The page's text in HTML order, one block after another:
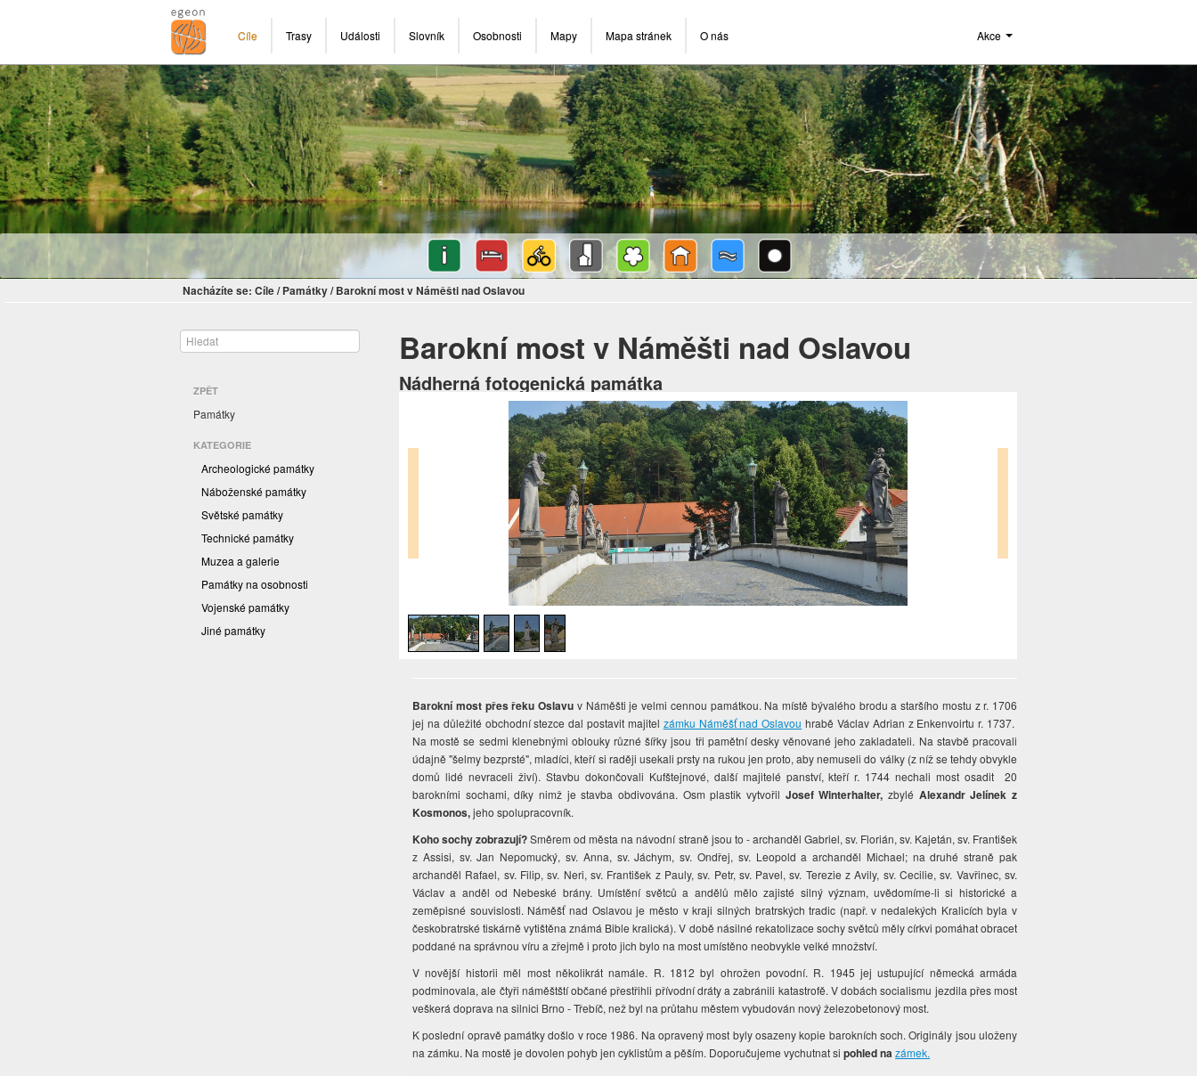
Cíle Trasy Události Slovník Osobnosti Mapy Mapa stránek O nás Akce
Nacházíte se: Cíle/ Památky/ Barokní most v Náměšti nad Oslavou
ZPĚT
Památky
KATEGORIE
Archeologické památky
Náboženské památky
Světské památky
Technické památky
Muzea a galerie
Památky na osobnosti
Vojenské památky
Jiné památky
Barokní most v Náměšti nad Oslavou
Nádherná fotogenická památka
Barokní most přes řeku Oslavu v Náměšti je velmi cennou památkou. Na místě bývalého brodu a staršího mostu z r. 1706
jej na důležité obchodní stezce dal postavit majitel zámku Náměšť nad Oslavou hrabě Václav Adrian z Enkenvoirtu r. 1737.
Na mostě se sedmi klenebnými oblouky různé šířky jsou tři pamětní desky věnované jeho zakladateli. Na stavbě pracovali
údajně "šelmy bezprsté", mladíci, kteří si raději usekali prsty na rukou jen proto, aby nemuseli do války (z níž se tehdy obvykle
domů lidé nevraceli živí). Stavbu dokončovali Kufštejnové, další majitelé panství, kteří r. 1744 nechali most osadit 20
barokními sochami, díky nimž je stavba obdivována. Osm plastik vytvořil Josef Winterhalter,zbylé Alexandr Jelínek z
Kosmonos,jeho spolupracovník.
Koho sochy zobrazují?Směrem od města na návodní straně jsou to - archanděl Gabriel, sv. Florián, sv. Kajetán, sv. František
z Assisi, sv. Jan Nepomucký, sv. Anna, sv. Jáchym, sv. Ondřej, sv. Leopold a archanděl Michael; na druhé straně pak
archanděl Rafael, sv. Filip, sv. Neri, sv. František z Pauly, sv. Petr, sv. Pavel, sv. Terezie z Avily, sv. Cecilie, sv. Vavřinec, sv.
Václav a anděl od Nebeské brány. Umístění světců a andělů mělo zajisté silný význam, uvědomíme-li si historické a
zeměpisné souvislosti. Náměšť nad Oslavou je město v kraji silných bratrských tradic (např. v nedalekých Kralicích byla v
českobratrské tiskárně vytištěna známá Bible kralická). V době násilné rekatolizace sochy světců měly církvi pomáhat obracet
poddané na správnou víru a zřejmě i proto jich bylo na most umístěno neobvykle velké množství.
V novější historii měl most několikrát namále. R. 1812 byl ohrožen povodní. R. 1945 jej ustupující německá armáda
podminovala, ale čtyři náměštští občané přestřihli přívodní dráty a zabránili katastrofě. V dobách socialismu jezdila přes most
veškerá doprava na silnici Brno - Třebíč, než byl na průtahu městem vybudován nový železobetonový most.
K poslední opravě památky došlo v roce 1986. Na opravený most byly osazeny kopie barokních soch. Originály jsou uloženy
na zámku. Na mostě je dovolen pohyb jen cyklistům a pěším. Doporučujeme vychutnat sipohled nazámek.